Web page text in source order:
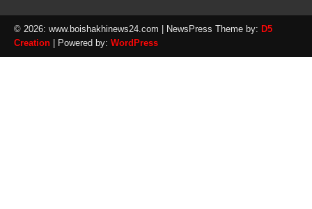
© 2026: www.boishakhinews24.com | NewsPress Theme by: D5
Creation | Powered by: WordPress